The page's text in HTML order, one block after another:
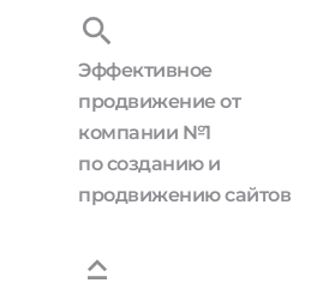
Эффективное
продвижение от
компании №1
по созданию и
продвижению сайтов